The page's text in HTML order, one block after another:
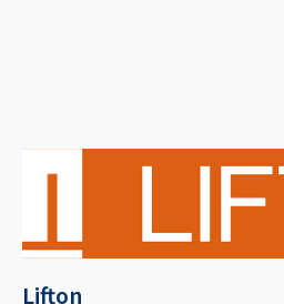
Lifton